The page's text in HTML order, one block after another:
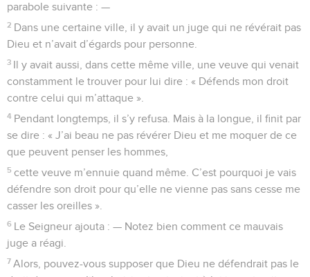
parabole suivante : —
2 Dans une certaine ville, il y avait un juge qui ne révérait pas
Dieu et n’avait d’égards pour personne.
3 Il y avait aussi, dans cette même ville, une veuve qui venait
constamment le trouver pour lui dire : « Défends mon droit
contre celui qui m’attaque ».
4 Pendant longtemps, il s’y refusa. Mais à la longue, il finit par
se dire : « J’ai beau ne pas révérer Dieu et me moquer de ce
que peuvent penser les hommes,
5 cette veuve m’ennuie quand même. C’est pourquoi je vais
défendre son droit pour qu’elle ne vienne pas sans cesse me
casser les oreilles ».
6 Le Seigneur ajouta : — Notez bien comment ce mauvais
juge a réagi.
7 Alors, pouvez-vous supposer que Dieu ne défendrait pas le